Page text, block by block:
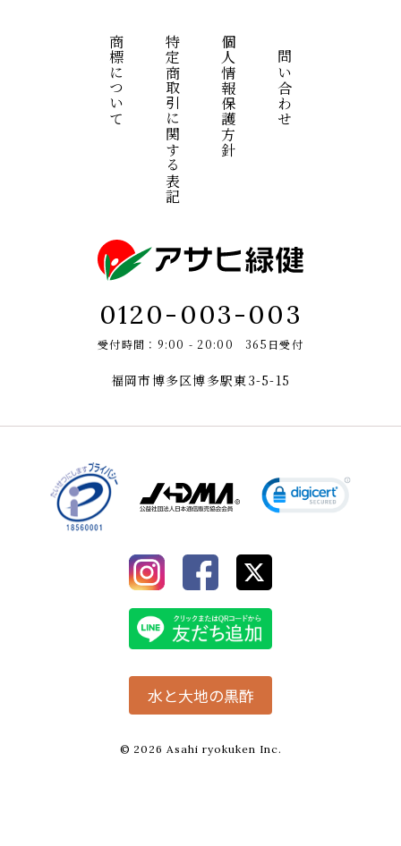
お問い合わせ
個人情報保護方針
特定商取引に関する表記
商標について
0120-003-003
受付時間：9:00 - 20:00 365日受付
福岡市博多区博多駅東3-5-15
水と大地の黒酢
© 2026 Asahi ryokuken Inc.